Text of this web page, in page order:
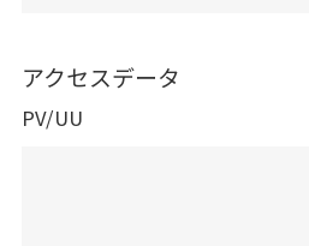
アクセスデータ
PV/UU